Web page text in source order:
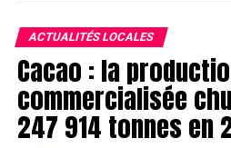
ACTUALITÉS LOCALES
Cacao : la
commercialisée
247 914 tonnes en